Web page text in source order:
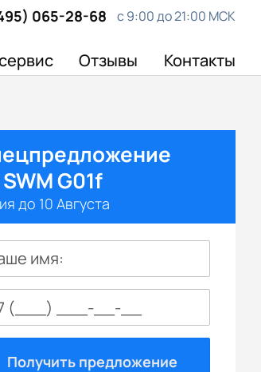
065-28-68 с 9:00 до 21:00 МСК
Отзывы Контакты
G01f
до 10 Августа
имя:
Получить предложение